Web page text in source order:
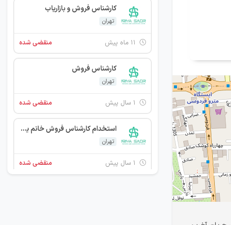
کارشناس فروش و بازاریاب
تهران
منقضی شده
کارشناس فروش
تهران
منقضی شده
استخدام کارشناس فروش خانم یا آقا
تهران
منقضی شده